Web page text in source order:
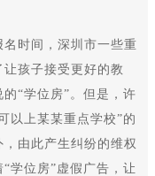
时间，深圳市一些重
孩子接受更好的教
“学位房”。但是，许
以上某某重点学校”的
由此产生纠纷的维权
学位房”虚假广告，让